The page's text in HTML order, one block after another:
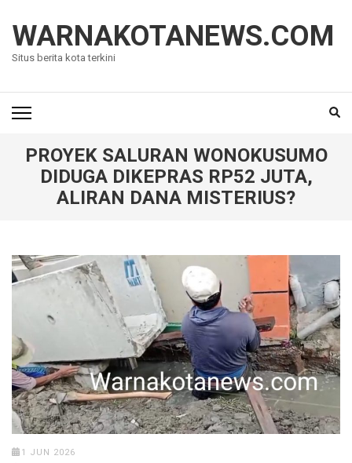
konten
(Tekan
WARNAKOTANEWS.COM
Situs berita kota terkini
PROYEK SALURAN WONOKUSUMO
DIDUGA DIKEPRAS RP52 JUTA,
ALIRAN DANA MISTERIUS?
1 JUN 2026